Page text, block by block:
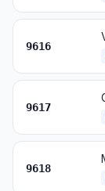
9616
9617
9618